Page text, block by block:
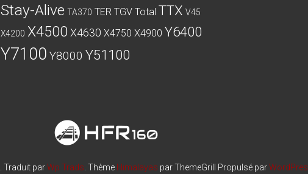
Stay-Alive TA370 TER TGV Total TTX V45
X4200 X4500 X4630 X4750 X4900 Y6400
Y7100 Y8000 Y51100
. Traduit parWp Trads . Thème Himalayas par ThemeGrill Propulsé par